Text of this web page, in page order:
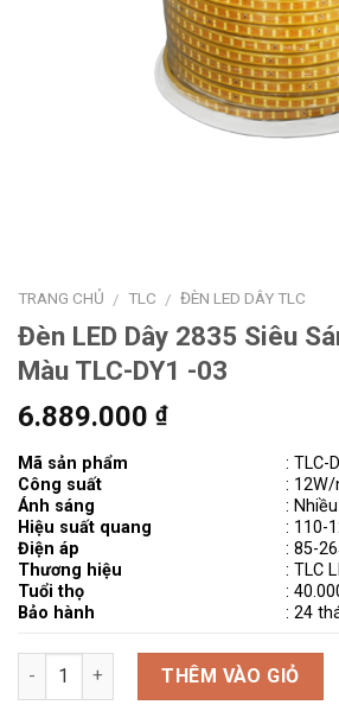
TRANG CHỦ / TLC / ĐÈN LED DÂY TLC
Đèn LED Dây 2835 Siêu
Màu TLC-DY1 -03
6.889.000 ₫
Mã sản phẩm
Công suất
Ánh sáng
Hiệu suất quang
Điện áp
Thương hiệu
Tuổi thọ
Bảo hành
:TLC-
: 12W/
:
: 110-
: 85-
: TLC
:
: 24
Số lượng THÊM VÀO GIỎ